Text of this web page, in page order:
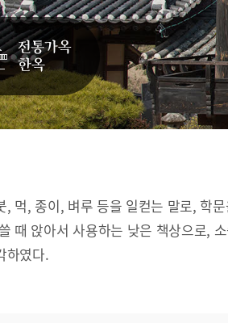
, 먹, 종이, 벼루 등을 일컫는 말로, 학
때 앉아서 사용하는 낮은 책상으로,
하였다.